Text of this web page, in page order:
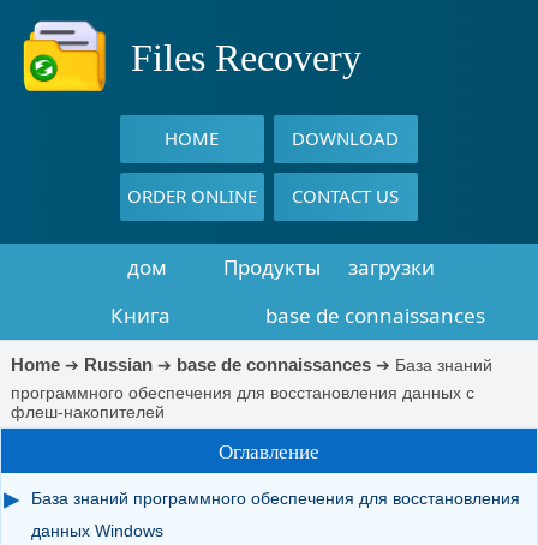
Files Recovery
HOME DOWNLOAD
ORDER ONLINE CONTACT US
дом Продукты
загрузки
Книга
восстановления
данных
base de connaissances
Home➔ Russian➔ base de connaissances➔ База знаний
программного обеспечения для восстановления данных с
флеш-накопителей
Оглавление
База знаний программного обеспечения для восстановления
данных Windows